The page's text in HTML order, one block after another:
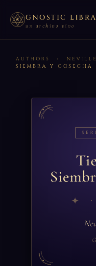
GNOSTIC
un archivo vivo
AUTHORS ›
SIEMBRA Y COSECHA